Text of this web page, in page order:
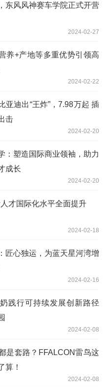
东风风神赛车学院正式开营
2024-02-27
养+产地等多重优势引领高
2024-02-22
亚迪出“王炸”，7.98万起 插
击
2024-02-20
：塑造国际商业领袖，助力
成长
2024-02-20
才国际化水平全面提升
2024-02-18
匠心独运，为蓝天星河湾增
2024-02-16
践行可持续发展创新路径
2024-02-08
是套路？FFALCON雷鸟这
算！
2024-02-08